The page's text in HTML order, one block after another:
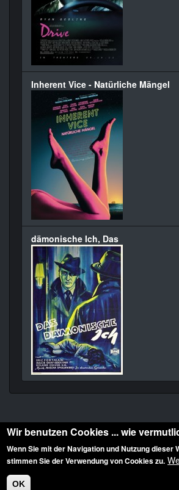
Inherent Vice - Natürliche Mängel
dämonische Ich, Das
Diese Website ist urheberrechtlich geschützt: © 2010-
Rechte vorbehalten.
Wir benutzen Cookies ... wie
Wenn Sie mit der Navigation und Nutzung dieser
stimmen Sie der Verwendung von Cookies zu.
OK